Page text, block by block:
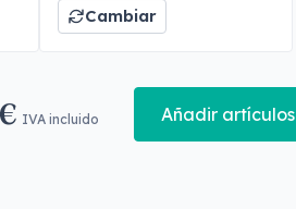
Cambiar
IVA incluido Añadir artículos